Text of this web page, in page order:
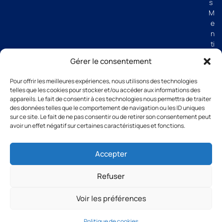
Gérer le consentement
Pour offrir les meilleures expériences, nous utilisons des technologies
telles que les cookies pour stocker et/ou accéder aux informations des
appareils. Le fait de consentir à ces technologies nous permettra de traiter
des données telles que le comportement de navigation ou les ID uniques
sur ce site. Le fait de ne pas consentir ou de retirer son consentement peut
avoir un effet négatif sur certaines caractéristiques et fonctions.
Accepter
Refuser
Voir les préférences
s
M
e
n
ti
g
e
G
All rights reserved Groupe Thibaut 2026